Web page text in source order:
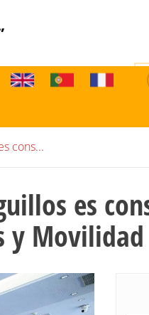
cons...
es
y Movilidad